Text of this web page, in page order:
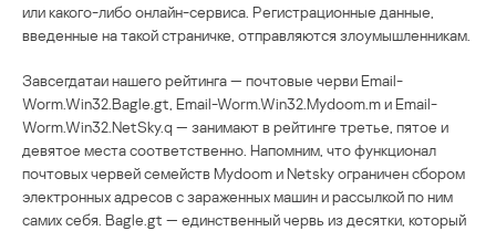
или какого-либо онлайн-сервиса. Регистрационные данные,
введенные на такой страничке, отправляются злоумышленникам.
Завсегдатаи нашего рейтинга — почтовые черви Email-
Worm.Win32.Bagle.gt, Email-Worm.Win32.Mydoom.m и Email-
Worm.Win32.NetSky.q — занимают в рейтинге третье, пятое и
девятое места соответственно. Напомним, что функционал
почтовых червей семейств Mydoom и Netsky ограничен сбором
электронных адресов с зараженных машин и рассылкой по ним
самих себя. Bagle.gt — единственный червь из десятки, который